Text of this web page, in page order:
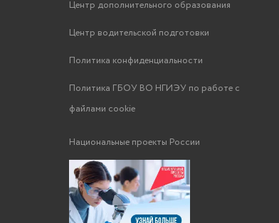
Центр дополнительного образования
Центр водительской подготовки
Политика конфиденциальности
Политика ГБОУ ВО НГИЭУ по работе с
файлами cookie
Национальные проекты России